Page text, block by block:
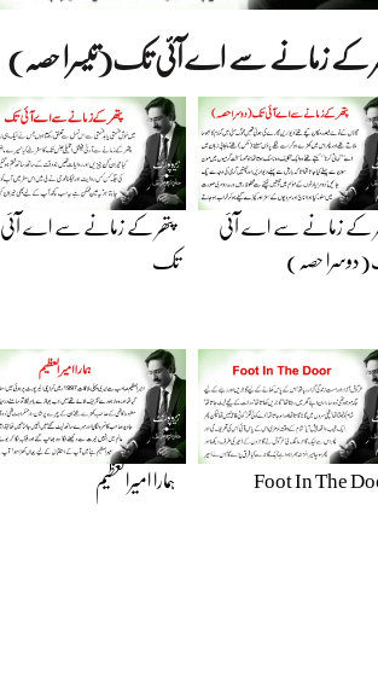
کے زمانے سے اے آئی تک(تیسرا حصہ)
کے زمانے سے اے آئی
حصہ)
پتھر کے زمانے سے اے آئی
تک
Foot In The ہمارا امیرالعظیم